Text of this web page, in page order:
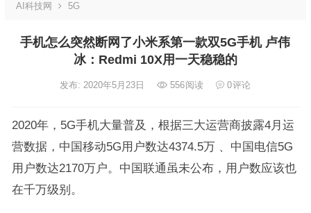
AI科技网 5G
手机怎么突然断网了小米系第一款双5G手机 卢伟
冰：Redmi 10X用一天稳稳的
发布: 2020年5月23日 556阅读 0评论
2020年，5G手机大量普及，根据三大运营商披露4月运
营数据，中国移动5G用户数达4374.5万 、中国电信5G
用户数达2170万户。中国联通虽未公布，用户数应该也
在千万级别。